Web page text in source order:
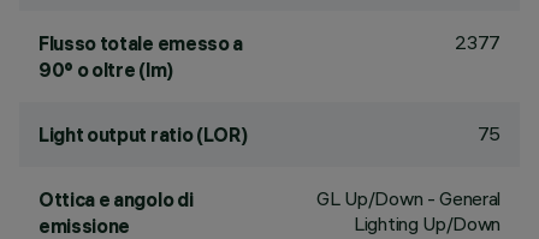
Flusso totale emesso a
90° o oltre (lm)
2377
Light output ratio (LOR) 75
Ottica e angolo di
emissione
GL Up/Down - General
Lighting Up/Down